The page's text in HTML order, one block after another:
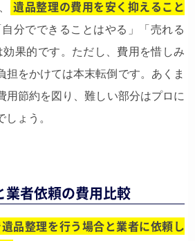
遺品整理の費用を安く抑えること
分でできることはやる」「売れる
効果的です​。ただし、費用を惜しみ
担をかけては本末転倒です​。あくま
用節約を図り、難しい部分はプロに
ょう。
業者依頼の費用比較
品整理を行う場合と業者に依頼し